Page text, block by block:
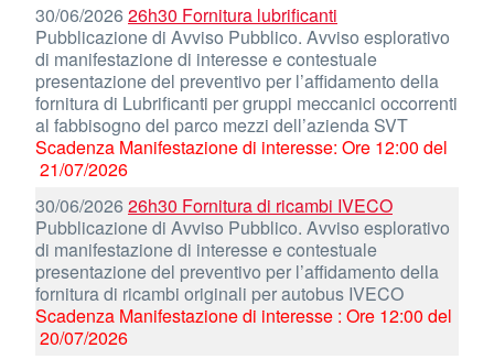
30/06/202626h30 Fornitura lubrificanti
Pubblicazione di Avviso Pubblico. Avviso esplorativo
di manifestazione di interesse e contestuale
presentazione del preventivo per l’affidamento della
fornitura di Lubrificanti per gruppi meccanici occorrenti
al fabbisogno del parco mezzi dell’azienda SVT
Scadenza Manifestazione di interesse: Ore 12:00 del
21/07/2026
30/06/2026 26h30 Fornitura di ricambi IVECO
Pubblicazione di Avviso Pubblico. Avviso esplorativo
di manifestazione di interesse e contestuale
presentazione del preventivo per l’affidamento della
fornitura di ricambi originali per autobus IVECO
Scadenza Manifestazione di interesse : Ore 12:00 del
20/07/2026